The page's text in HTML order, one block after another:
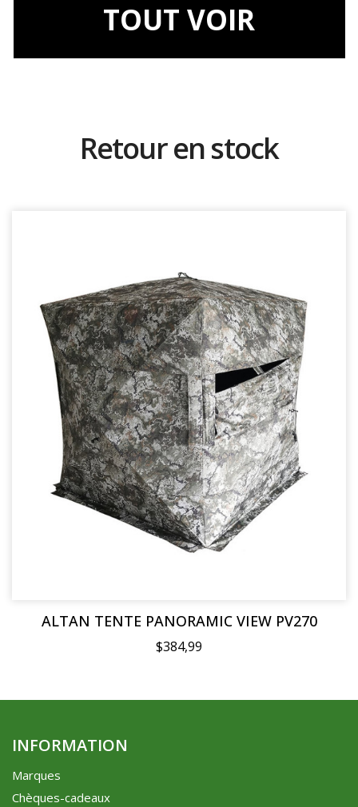
TOUT VOIR
Retour en stock
ALTAN TENTE PANORAMIC VIEW PV270
$384,99
INFORMATION
Marques
Chèques-cadeaux